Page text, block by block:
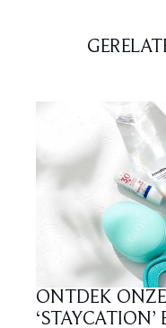
ONTDEK